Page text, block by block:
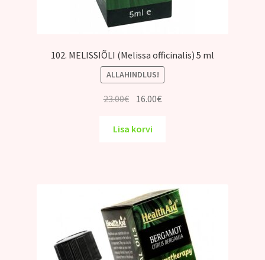
102. MELISSIÕLI (Melissa officinalis) 5 ml
ALLAHINDLUS!
23.00€ Algne
oli:
16.00€Praegune
Lisa korvi